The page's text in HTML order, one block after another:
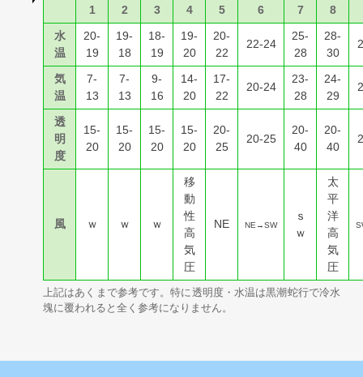
1 2 3 4 5 6 7
8
水
温
20-
19
19-
18
18-
19
19-
20
20-
22
22-24
25-
28
28-
30
気
温
7-
13
7-
13
9-
16
14-
20
17-
22
20-24
23-
28
24-
29
透
明
度
15-
20
15-
20
15-
20
15-
20
20-
25
20-25
20-
40
20-
40
風 ｗ ｗ ｗ
移
動
性
高
気
圧
NE NE→SW
ｓ
ｗ
太
平
洋
高
気
圧
上記はあくまで参考です。特に透明度・水温は黒潮蛇行で冷水
塊に覆われると全く参考になりません。